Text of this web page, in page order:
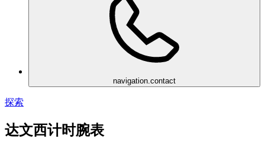
navigation.contact
探索
达文西计时腕表